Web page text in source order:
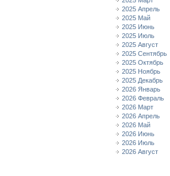
2025 Апрель
2025 Май
2025 Июнь
2025 Июль
2025 Август
2025 Сентябрь
2025 Октябрь
2025 Ноябрь
2025 Декабрь
2026 Январь
2026 Февраль
2026 Март
2026 Апрель
2026 Май
2026 Июнь
2026 Июль
2026 Август